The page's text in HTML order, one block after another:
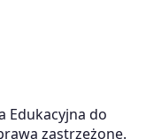
Edukacyjna do
zastrzeżone.